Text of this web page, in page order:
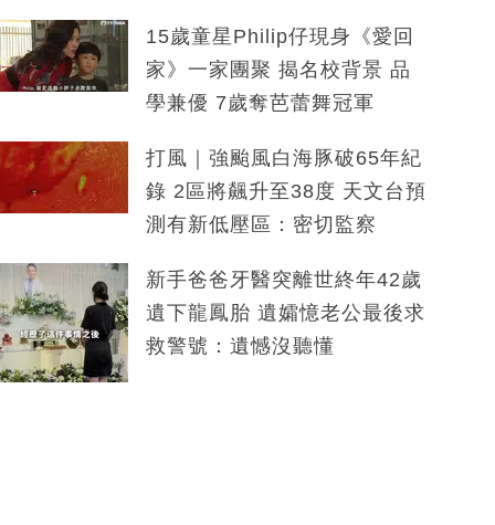
15歲童星Philip仔現身《愛回
家》一家團聚 揭名校背景 品
學兼優 7歲奪芭蕾舞冠軍
打風｜強颱風白海豚破65年紀
錄 2區將飆升至38度 天文台預
測有新低壓區：密切監察
新手爸爸牙醫突離世終年42歲
遺下龍鳳胎 遺孀憶老公最後求
救警號：遺憾沒聽懂